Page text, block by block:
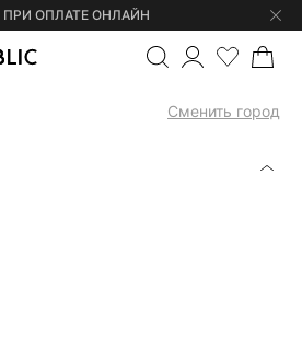
ПРИ ОПЛАТЕ ОНЛАЙН
Сменить город
ПЛАТЬЕ МИНИ С КРУЖЕВОМ